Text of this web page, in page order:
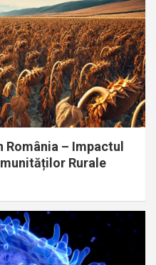
România – Impactul
Rurale